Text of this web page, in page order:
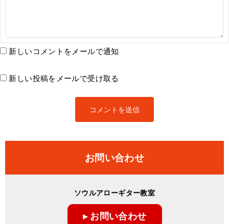
新しいコメントをメールで通知
新しい投稿をメールで受け取る
お問い合わせ
ソウルアローギター教室
▸ お問い合わせ